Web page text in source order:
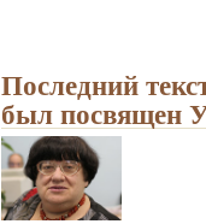
Последний
был посвящен